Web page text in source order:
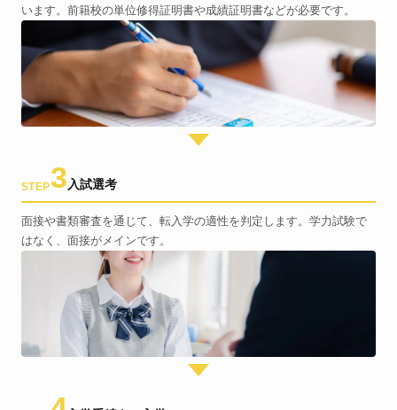
います。前籍校の単位修得証明書や成績証明書などが必要です。
STEP3 入試選考
面接や書類審査を通じて、転入学の適性を判定します。学力試験で
はなく、面接がメインです。